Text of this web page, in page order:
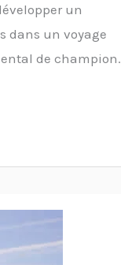
un
dans un voyage
de champion.